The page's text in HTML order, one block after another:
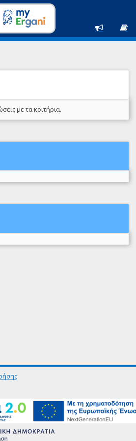
με τα κριτήρια.